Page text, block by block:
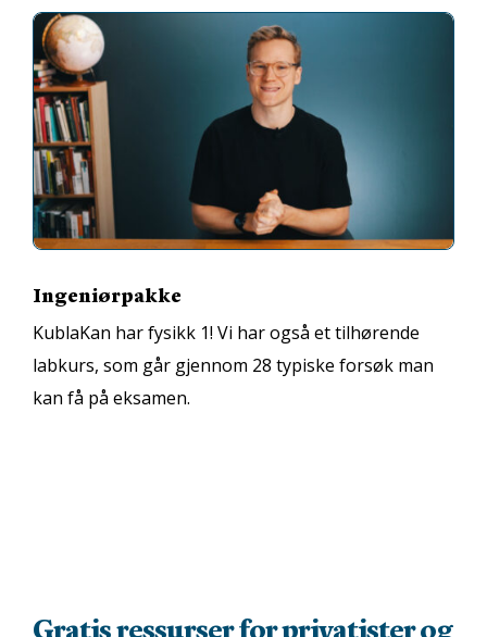
Ingeniørpakke
KublaKan har fysikk 1! Vi har også et tilhørende
labkurs, som går gjennom 28 typiske forsøk man
kan få på eksamen.
Gratis ressurser for privatister og